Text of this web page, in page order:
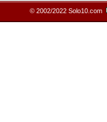
© 2002/2022 Solo10.com